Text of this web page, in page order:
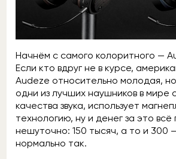
Начнём с самого колоритного —
Если кто вдруг не в курсе,
Audeze относительно молодая,
одни из лучших наушников в мире
качества звука, использует
технологию, ну и денег за это всё
нешуточно: 150 тысяч, а то и 300
нормально так.